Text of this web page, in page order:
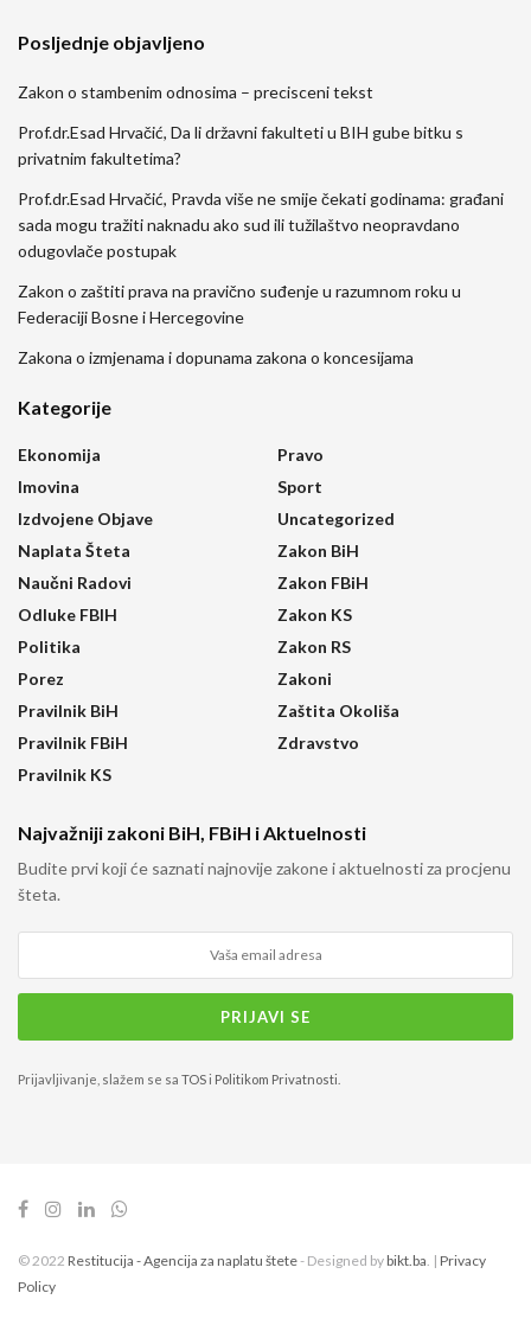
Posljednje objavljeno
Zakon o stambenim odnosima – precisceni tekst
Prof.dr.Esad Hrvačić, Da li državni fakulteti u BIH gube bitku s
privatnim fakultetima?
Prof.dr.Esad Hrvačić, Pravda više ne smije čekati godinama: građani
sada mogu tražiti naknadu ako sud ili tužilaštvo neopravdano
odugovlače postupak
Zakon o zaštiti prava na pravično suđenje u razumnom roku u
Federaciji Bosne i Hercegovine
Zakona o izmjenama i dopunama zakona o koncesijama
Kategorije
Ekonomija
Imovina
Izdvojene Objave
Naplata Šteta
Naučni Radovi
Odluke FBIH
Politika
Porez
Pravilnik BiH
Pravilnik FBiH
Pravilnik KS
Pravo
Sport
Uncategorized
Zakon BiH
Zakon FBiH
Zakon KS
Zakon RS
Zakoni
Zaštita Okoliša
Zdravstvo
Najvažniji zakoni BiH, FBiH i Aktuelnosti
Budite prvi koji će saznati najnovije zakone i aktuelnosti za procjenu
šteta.
Prijavljivanje, slažem se sa TOSi Politikom Privatnosti
© 2022 Restitucija - Agencija za naplatu štete- Designed by bikt.ba . | Privacy
Policy